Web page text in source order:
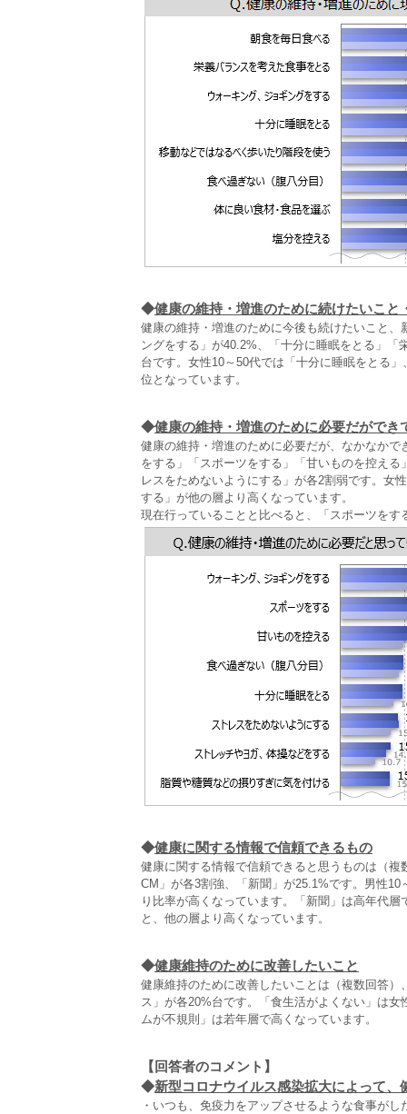
◆健康の維持・増進のために続けたいこと
健康の維持・増進のために今後も続けたいこと
ングをする」が40.2%、「十分に睡眠をとる」
台です。女性10～50代では「十分に睡眠をとる
位となっています。
◆健康の維持・増進のために必要だができ
健康の維持・増進のために必要だが、なかなか
をする」「スポーツをする」「甘いものを控え
レスをためないようにする」が各2割弱です。女
する」が他の層より高くなっています。
現在行っていることと比べると、「スポーツを
◆健康に関する情報で信頼できるもの
健康に関する情報で信頼できると思うものは（
CM」が各3割強、「新聞」が25.1%です。男性
り比率が高くなっています。「新聞」は高年代
と、他の層より高くなっています。
◆健康維持のために改善したいこと
健康維持のために改善したいことは（複数回答
ス」が各20%台です。「食生活がよくない」は
ムが不規則」は若年層で高くなっています。
【回答者のコメント】
◆新型コロナウイルス感染拡大によって
・いつも、免疫力をアップさせるような食事が